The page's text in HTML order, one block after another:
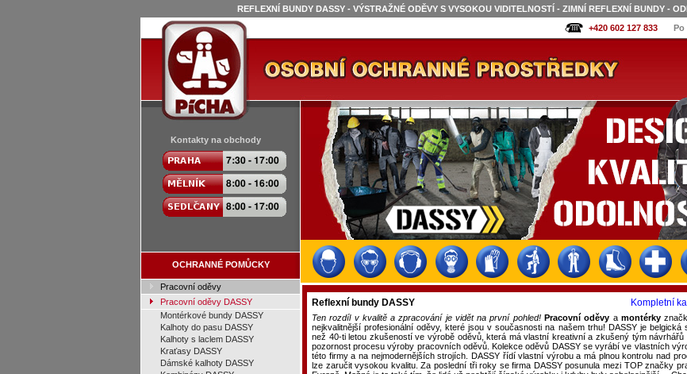
REFLEXNÍ BUNDY DASSY - VÝSTRAŽNÉ ODĚVY S VYSOKOU VIDITELNOSTÍ - ZIMNÍ REFLEXNÍ BUNDY -
+420 602 127 833
Po
Kontakty na obchody
OCHRANNÉ POMŮCKY
Pracovní oděvy
Pracovní oděvy DASSY
Montérkové bundy DASSY
Kalhoty do pasu DASSY
Kalhoty s laclem DASSY
Kraťasy DASSY
Dámské kalhoty DASSY
Reflexní bundy DASSY Kompletní
Ten rozdíl v kvalitě a zpracování je vidět na první pohled! Pracovní oděvy a montérky
nejkvalitnější profesionální oděvy, které jsou v současnosti na našem trhu! DASSY je belgická
než 40-ti letou zkušeností ve výrobě oděvů, která má vlastní kreativní a zkušený tým návrhářů
pozornost procesu výroby pracovních oděvů. Kolekce oděvů DASSY se vyrábí ve vlastních
této firmy a na nejmodernějších strojích. DASSY řídí vlastní výrobu a má plnou kontrolu nad
lze zaručit vysokou kvalitu. Za poslední tři roky se firma DASSY posunula mezi TOP značky